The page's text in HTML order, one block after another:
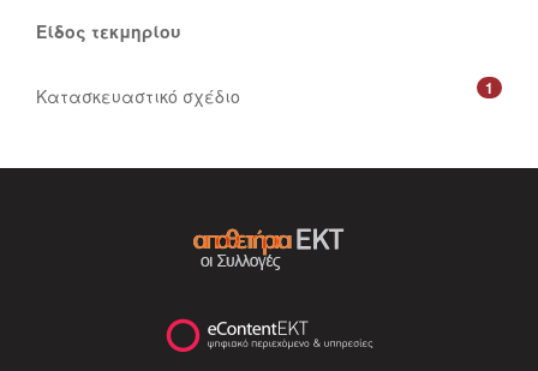
Είδος τεκμηρίου
1
Κατασκευαστικό σχέδιο